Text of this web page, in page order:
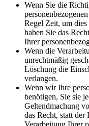
Wenn Sie die
Regel Zeit, um
haben Sie das
Ihrer
Wenn die
unrechtmäßig
Löschung die
verlangen.
Wenn wir Ihre
benötigen, Sie sie
Geltendmachung
das Recht, statt